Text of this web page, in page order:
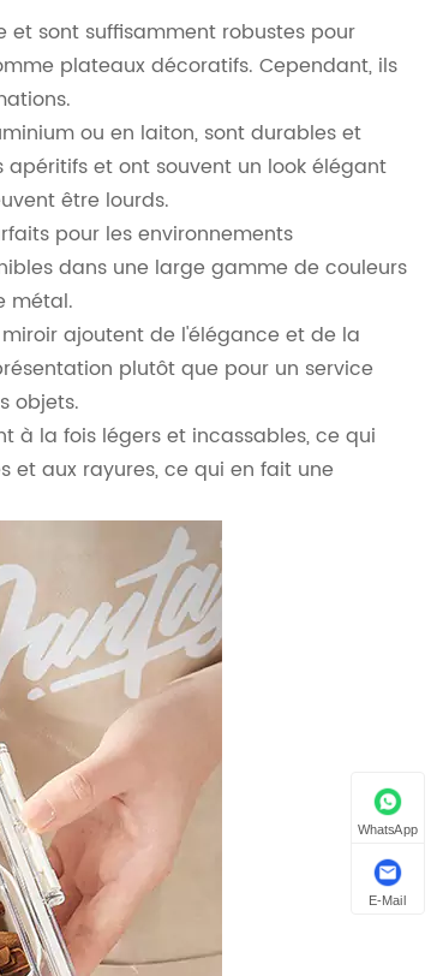
et sont suffisamment robustes pour
plateaux décoratifs. Cependant, ils
ou en laiton, sont durables et
et ont souvent un look élégant
être lourds.
pour les environnements
dans une large gamme de couleurs
métal.
ajoutent de l'élégance et de la
plutôt que pour un service
objets.
à la fois légers et incassables, ce qui
et aux rayures, ce qui en fait une
WhatsApp
E-Mail